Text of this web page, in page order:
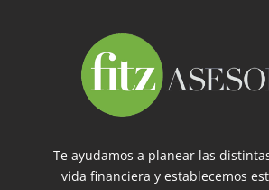
Te ayudamos a planear las
vida financiera y establecemos